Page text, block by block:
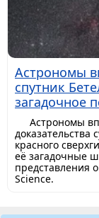
Астрономы
спутник
загадочное
Астрономы
доказательства
красного
её загадочные
представления
Science.